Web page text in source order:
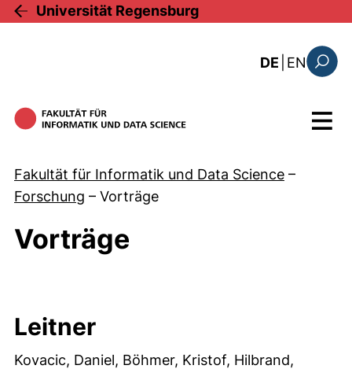
Direkt zum Inhalt
Universität Regensburg
DE EN: the
Menü
Fakultät für Informatik und Data Science –
Forschung – Vorträge
Vorträge
Leitner
Kovacic, Daniel, Böhmer, Kristof, Hilbrand,